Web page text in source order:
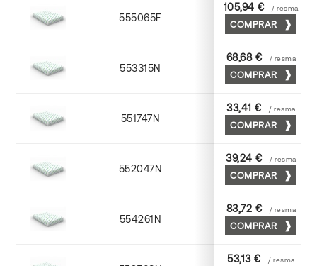
555065F 65 x 90
105,94 € / resma
COMPRAR
553315N 72 x 102
68,68 € / resma
COMPRAR
551747N 45 x 64
33,41 € / resma
COMPRAR
552047N 45 x 64
39,24 € / resma
COMPRAR
554261N 63 x 88
83,72 € / resma
COMPRAR
53,13 € / resma